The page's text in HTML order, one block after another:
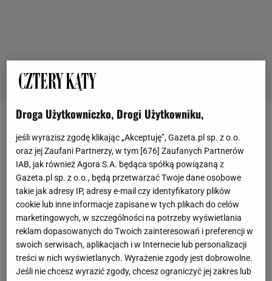
Klaudia Gregorczyk
Redaktorka lifestyle i autorka artykułów o tematyce
zdrowotnej. Specjalizuje się w szeroko pojętym stylu
życia, well-being, urody oraz świadomego dbania o
zdrowie. Łączy przystępny język z rzetelnym
podejściem do źródeł.
W swoich tekstach łączy przystępny język z
Droga Użytkowniczko, Drogi Użytkowniku,
jeśli wyrazisz zgodę klikając „Akceptuję”, Gazeta.pl sp. z o.o.
oraz jej Zaufani Partnerzy, w tym [676] Zaufanych Partnerów
IAB, jak również Agora S.A. będąca spółką powiązaną z
Gazeta.pl sp. z o.o., będą przetwarzać Twoje dane osobowe
takie jak adresy IP, adresy e-mail czy identyfikatory plików
cookie lub inne informacje zapisane w tych plikach do celów
marketingowych, w szczególności na potrzeby wyświetlania
reklam dopasowanych do Twoich zainteresowań i preferencji w
swoich serwisach, aplikacjach i w Internecie lub personalizacji
treści w nich wyświetlanych. Wyrażenie zgody jest dobrowolne.
Jeśli nie chcesz wyrazić zgody, chcesz ograniczyć jej zakres lub